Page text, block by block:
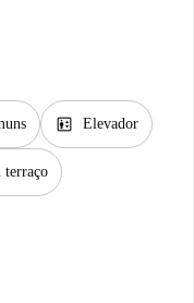
elevator Elevador
terraço